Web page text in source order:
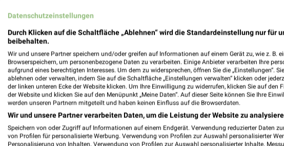
ÖPNV ANZEIGEN LADESÄULEN ANZEIGEN
Aktuelle Angebote in dieser Filiale
Anzahl Prospekte: 1
Letztes Prospektupdate: vor 6 Tagen
Datenschutzeinstellungen
Durch Klicken auf die Schaltfläche „Ablehnen“ wird die Standardeinstellung nur für
beibehalten.
Wir und unsere Partner speichern und/oder greifen auf Informationen auf einem Gerät zu, wie z. B.
Browserspeichern, um personenbezogene Daten zu verarbeiten. Einige Anbieter verarbeiten Ihre
aufgrund eines berechtigten Interesses. Um dem zu widersprechen, öffnen Sie die „Einstellungen“.
ablehnen oder verwalten, indem Sie auf die Schaltfläche „Einstellungen verwalten“ klicken oder
der linken unteren Ecke der Website klicken. Um Ihre Einwilligung zu widerrufen, klicken Sie auf den
der Website und klicken Sie auf den Menüpunkt „Meine Daten“. Auf dieser Seite können Sie Ihre
werden unseren Partnern mitgeteilt und haben keinen Einfluss auf die Browserdaten.
Wir und unsere Partner verarbeiten Daten, um die Leistung der Website zu
Speichern von oder Zugriff auf Informationen auf einem Endgerät. Verwendung reduzierter Daten
von Profilen für personalisierte Werbung. Verwendung von Profilen zur Auswahl personalisierter
Personalisierung von Inhalten. Verwendung von Profilen zur Auswahl personalisierter Inhalte.